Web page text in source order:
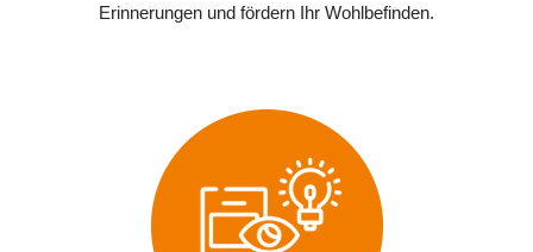
Erinnerungen und fördern Ihr Wohlbefinden.